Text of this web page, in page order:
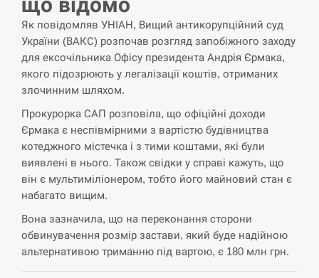
СЕРПЕНЬ
12:53
США обсуждают лицензии на Patriot для
Украины, несмотря на сомнения…
12:40
Латвія готова направити до 20 військових для
розблокування Ормузької протоки
СЕРПЕНЬ
12:23
Силы обороны поразили российскую
переправу, склады и другие важные объекты…
Як повідомляв УНІАН, Вищий антикорупційний суд
України (ВАКС) розпочав розгляд запобіжного заходу
для ексочільника Офісу президента Андрія Єрмака,
якого підозрюють у легалізації коштів, отриманих
злочинним шляхом.
Прокурорка САП розповіла, що офіційні доходи
Єрмака є неспівмірними з вартістю будівництва
котеджного містечка і з тими коштами, які були
виявлені в нього. Також свідки у справі кажуть, що
він є мультиміліонером, тобто його майновий стан є
набагато вищим.
Вона зазначила, що на переконання сторони
обвинувачення розмір застави, який буде надійною
альтернативою триманню під вартою, є 180 млн грн.